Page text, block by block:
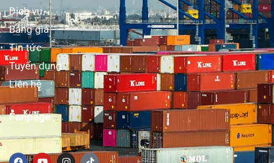
Dịch vụ
Bảng giá
Tin tức
Tuyển dụng
Liên hệ
Fanpage